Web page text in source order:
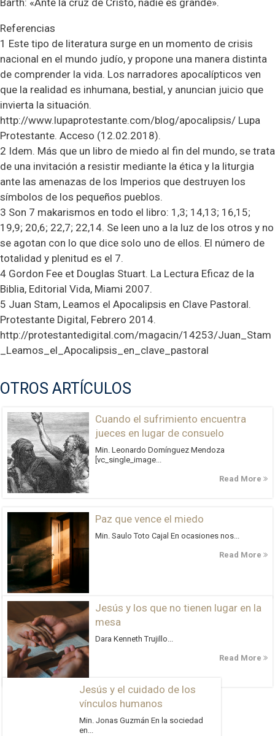
Barth: «Ante la cruz de Cristo, nadie es grande».
Referencias
1 Este tipo de literatura surge en un momento de crisis
nacional en el mundo judío, y propone una manera distinta
de comprender la vida. Los narradores apocalípticos ven
que la realidad es inhumana, bestial, y anuncian juicio que
invierta la situación.
http://www.lupaprotestante.com/blog/apocalipsis/ Lupa
Protestante. Acceso (12.02.2018).
2 Idem. Más que un libro de miedo al fin del mundo, se trata
de una invitación a resistir mediante la ética y la liturgia
ante las amenazas de los Imperios que destruyen los
símbolos de los pequeños pueblos.
3 Son 7 makarismos en todo el libro: 1,3; 14,13; 16,15;
19,9; 20,6; 22,7; 22,14. Se leen uno a la luz de los otros y no
se agotan con lo que dice solo uno de ellos. El número de
totalidad y plenitud es el 7.
4 Gordon Fee et Douglas Stuart. La Lectura Eficaz de la
Biblia, Editorial Vida, Miami 2007.
5 Juan Stam, Leamos el Apocalipsis en Clave Pastoral.
Protestante Digital, Febrero 2014.
http://protestantedigital.com/magacin/14253/Juan_Stam
_Leamos_el_Apocalipsis_en_clave_pastoral
OTROS ARTÍCULOS
Cuando el sufrimiento encuentra
jueces en lugar de consuelo
Min. Leonardo Domínguez Mendoza
[vc_single_image...
Read More
Paz que vence el miedo
Min. Saulo Toto Cajal En ocasiones nos...
Read More
Jesús y los que no tienen lugar en la
mesa
Dara Kenneth Trujillo...
Read More
Jesús y el cuidado de los
vínculos humanos
Min. Jonas Guzmán En la sociedad
en...